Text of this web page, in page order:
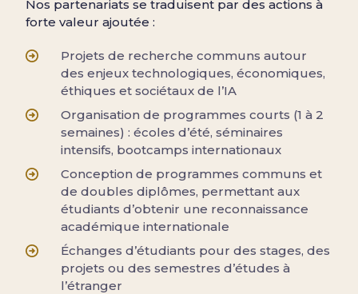
Nos partenariats se traduisent par des actions à
forte valeur ajoutée :
Projets de recherche communs autour
des enjeux technologiques, économiques,
éthiques et sociétaux de l’IA
Organisation de programmes courts (1 à 2
semaines) : écoles d’été, séminaires
intensifs, bootcamps internationaux
Conception de programmes communs et
de doubles diplômes, permettant aux
étudiants d’obtenir une reconnaissance
académique internationale
Échanges d’étudiants pour des stages, des
projets ou des semestres d’études à
l’étranger